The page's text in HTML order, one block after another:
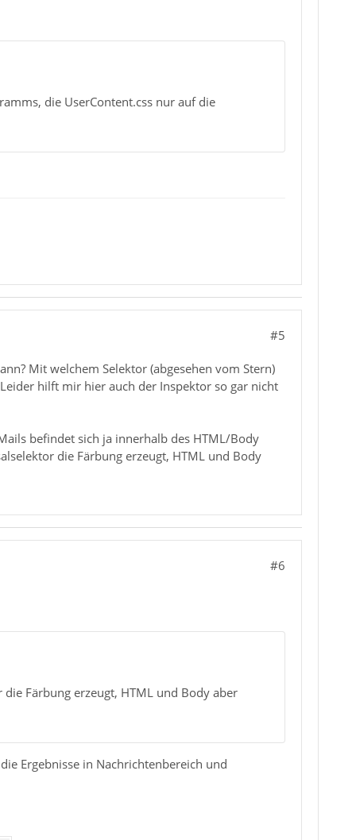
die UserContent.css nur auf die
#5
Mit welchem Selektor (abgesehen vom Stern)
hilft mir hier auch der Inspektor so gar nicht
befindet sich ja innerhalb des HTML/Body
die Färbung erzeugt, HTML und Body
#6
Färbung erzeugt, HTML und Body aber
Ergebnisse in Nachrichtenbereich und